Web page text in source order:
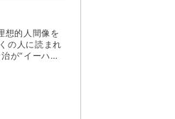
想的人間像を
の人に読まれ
巻温泉が湧
自動車道・花
テ瞋ラズ イ
ハナリタ